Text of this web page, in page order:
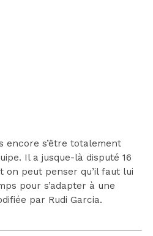
encore s’être totalement
Il a jusque-là disputé 16
on peut penser qu’il faut lui
pour s’adapter à une
par Rudi Garcia.